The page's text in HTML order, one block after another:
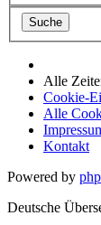
Alle
Cookie-
Alle
Kontakt
Powered by
Deutsche